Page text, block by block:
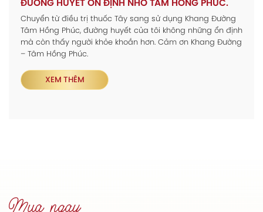
ĐƯỜNG HUYẾT ỔN ĐỊNH NHỜ TÂM HỒNG PHÚC.
Chuyển từ điều trị thuốc Tây sang sử dụng Khang Đường
Tâm Hồng Phúc, đường huyết của tôi không những ổn định
mà còn thấy người khỏe khoắn hơn. Cảm ơn Khang Đường
– Tâm Hồng Phúc.
XEM THÊM